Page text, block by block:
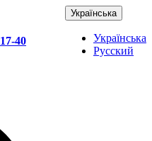
40
Українська
Українська
Русский